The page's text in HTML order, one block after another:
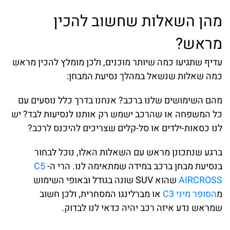
מהן השאלות שחשוב להכין
מראש?
עדיף שתגיעו כמה שיותר מוכנים, ולכן מומלץ להכין מראש
כמה שאלות שנשאל במהלך נסיעת המבחן:
מהם השימושים שלנו ברכב? אנחנו בדרך כלל נוסעים עם
כל המשפחה או שהרכב ישמש רק אותנו לנסיעות לבד? יש
לנו כסאות-ילדים או סל-קלים שצריכים להיכנס לרכב?
ברגע שנתכונן מראש עם השאלות האלו, נוכל לבחור
בנסיעת מבחן ברכב במידה שמתאימה לנו. הרי ה-C5
AIRCROSS
שהוא SUV שונה בגודל ובאופי השימוש
מהסופר מיני C3
או מברלינגו המסחרית, ולכן חשוב
שמראש נדע איזה רכב יהיה כדאי לנו לבדוק.